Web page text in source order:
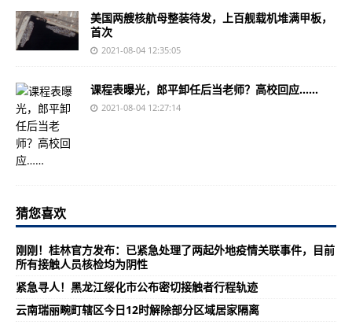
美国两艘核航母整装待发，上百舰载机堆满甲板，
首次
2021-08-04 12:35:05
课程表曝光，郎平卸任后当老师？高校回应……
2021-08-04 12:27:14
猜您喜欢
刚刚！桂林官方发布：已紧急处理了两起外地疫情关联事件，目前
所有接触人员核检均为阴性
紧急寻人！黑龙江绥化市公布密切接触者行程轨迹
​云南瑞丽畹町辖区今日12时解除部分区域居家隔离